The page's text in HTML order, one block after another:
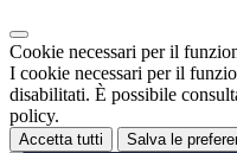
Cookie necessari per il
I cookie necessari per il
disabilitati. È possibile
policy.
Accetta tutti Salva le